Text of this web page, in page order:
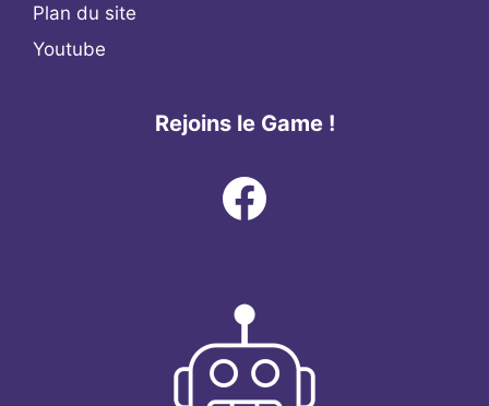
Plan du site
Youtube
Rejoins le Game !
Facebook